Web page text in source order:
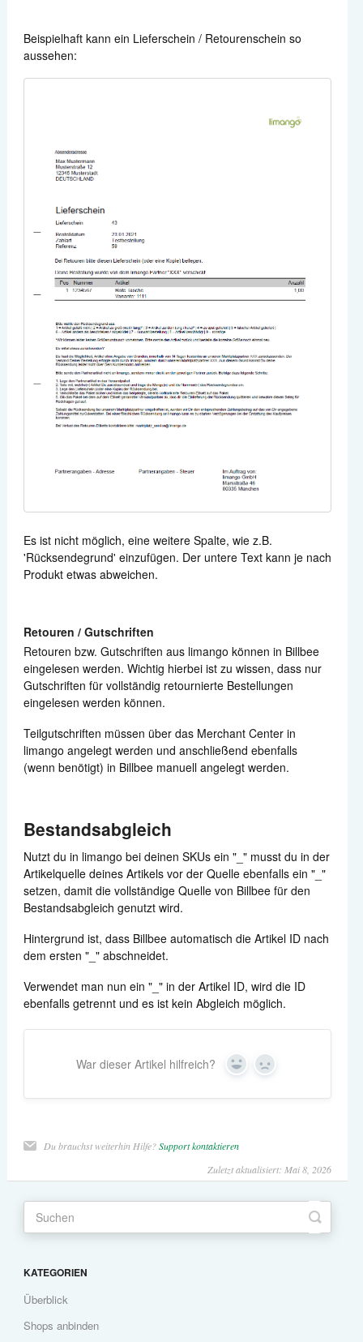
Beispielhaft kann ein Lieferschein / Retourenschein so
aussehen:
Es ist nicht möglich, eine weitere Spalte, wie z.B.
'Rücksendegrund' einzufügen. Der untere Text kann je nach
Produkt etwas abweichen.
Retouren / Gutschriften
Retouren bzw. Gutschriften aus limango können in Billbee
eingelesen werden. Wichtig hierbei ist zu wissen, dass nur
Gutschriften für vollständig retournierte Bestellungen
eingelesen werden können.
Teilgutschriften müssen über das Merchant Center in
limango angelegt werden und anschließend ebenfalls
(wenn benötigt) in Billbee manuell angelegt werden.
Bestandsabgleich
Nutzt du in limango bei deinen SKUs ein "_" musst du in der
Artikelquelle deines Artikels vor der Quelle ebenfalls ein "_"
setzen, damit die vollständige Quelle von Billbee für den
Bestandsabgleich genutzt wird.
Hintergrund ist, dass Billbee automatisch die Artikel ID nach
dem ersten "_" abschneidet.
Verwendet man nun ein "_" in der Artikel ID, wird die ID
ebenfalls getrennt und es ist kein Abgleich möglich.
War dieser Artikel hilfreich? Yes No
Du brauchst weiterhin Hilfe?Support kontaktieren
Zuletzt aktualisiert: Mai 8, 2026
KATEGORIEN
Überblick
Shops anbinden